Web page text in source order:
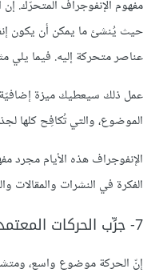
مفهوم الإنفوجراف المتحرّك.
حيث يُنشئ ما يمكن أن يكون
عناصر متحركة إليه. فيما يلي
عمل ذلك سيعطيك ميزة
الموضوع، والتي تُكافِح كلها
الإنفوجراف هذه الأيام
الفكرة في النشرات والمقالات
7- جرِّب الحركات المعتمدة على التمرير
إنّ الحركة موضوع واسع،